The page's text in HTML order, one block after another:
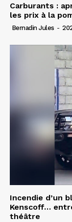
Carburants :
les prix à la
Bernadin Jules -
Incendie d’un
Kenscoff…
théâtre